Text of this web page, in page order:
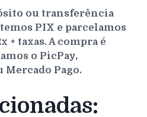
ou transferência
PIX e parcelamos
+ taxas. A compra é
o PicPay,
Mercado Pago.